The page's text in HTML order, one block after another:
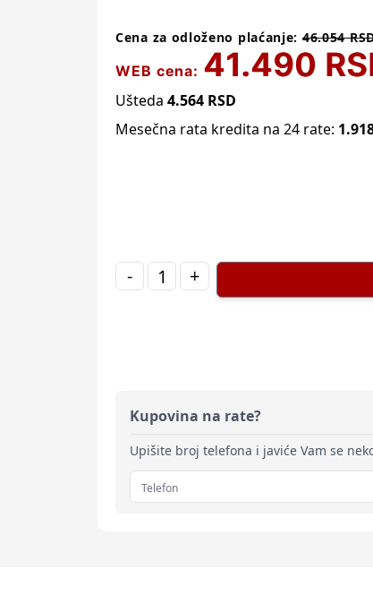
Cena za odloženo plaćanje: 46.054
WEB cena: 41.490
Ušteda 4.564 RSD
Mesečna rata kredita na 24 rate:
- +
Kupovina na rate?
Upišite broj telefona i javiće Vam se